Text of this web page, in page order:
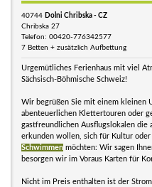
40744 Dolni Chribska - CZ
Chribska 27
Telefon: 00420-776342577
7 Betten + zusätzlich Aufbettung
Urgemütliches Ferienhaus mit viel
Sächsisch-Böhmische Schweiz!
Wir begrüßen Sie mit einem kleinen
abenteuerlichen Klettertouren oder
gastfreundlichen Ausflugslokalen die
erkunden wollen, sich für Kultur
Schwimmen möchten: Wir sagen
besorgen wir im Voraus Karten für
Nicht im Preis enthalten ist der